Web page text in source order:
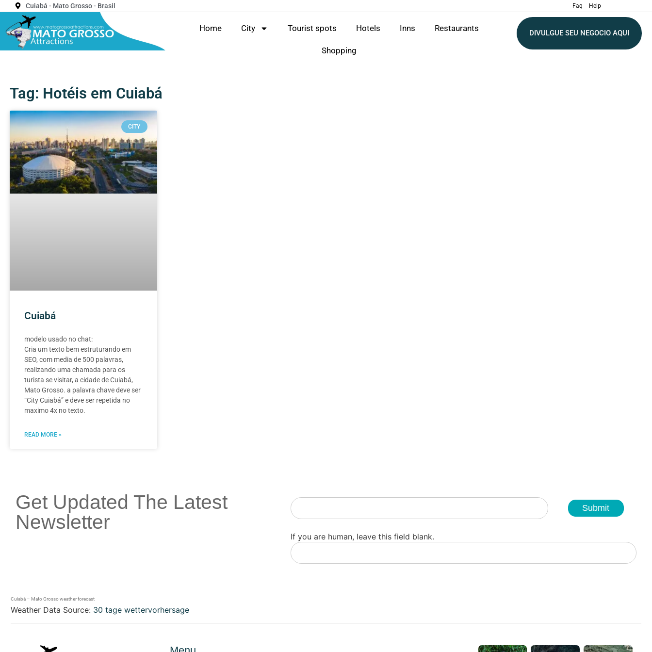
Cuiabá - Mato Grosso - Brasil Faq Help
Home City Tourist spots Hotels Inns Restaurants
Shopping
DIVULGUE SEU NEGOCIO AQUI
Tag: Hotéis em Cuiabá
CITY
Cuiabá
modelo usado no chat:
Cria um texto bem estruturando em
SEO, com media de 500 palavras,
realizando uma chamada para os
turista se visitar, a cidade de Cuiabá,
Mato Grosso. a palavra chave deve ser
“City Cuiabá” e deve ser repetida no
maximo 4x no texto.
READ MORE »
Get Updated The Latest
Newsletter
Newsletter
Submit
If you are human, leave this field blank.
Cuiabá – Mato Grosso weather forecast
Weather Data Source: 30 tage wettervorhersage